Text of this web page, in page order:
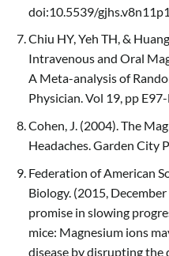
doi:10.5539/
Chiu HY, Yeh TH, &
Intravenous and Oral
A Meta-analysis of
Physician. Vol 19, pp
Cohen, J. (2004). The
Headaches. Garden City
Federation of American
Biology. (2015,
promise in slowing
mice: Magnesium ions
disease by disrupting